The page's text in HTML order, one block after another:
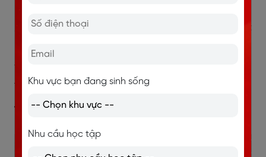
/ˈwɑːtsən wi:l spend ə hoʊl wiːk ɪn ˈwɪnˌtʃestər nekst
tháng tới.
Tags: #ngữ âm
Khu vực bạn đang sinh sống
Nhu cầu học tập